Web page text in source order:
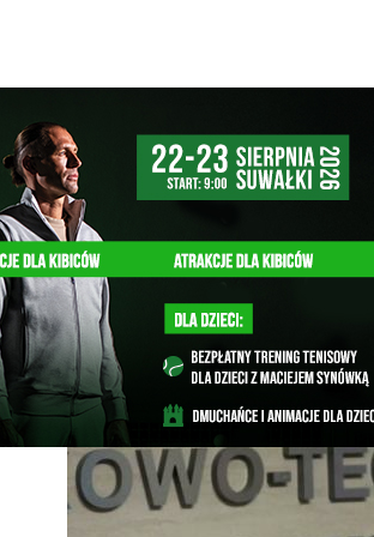
Kamil
MIASTA
Klimek został prezesem Parku